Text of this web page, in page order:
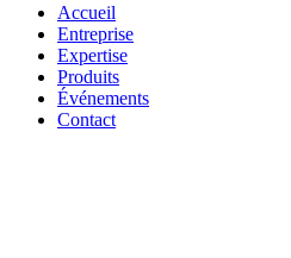
Accueil
Entreprise
Expertise
Produits
Événements
Contact